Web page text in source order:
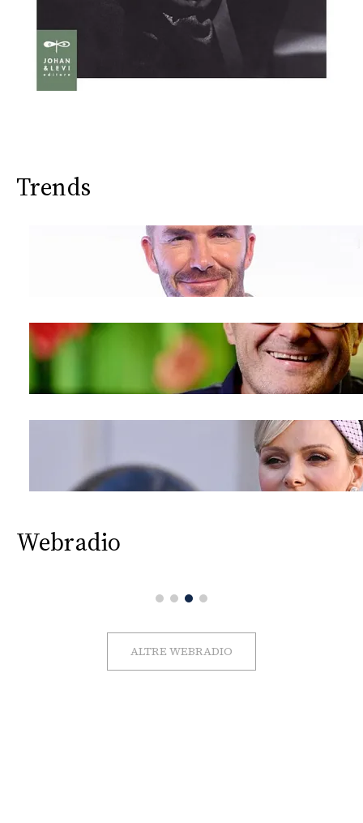
Trends
Webradio
ALTRE WEBRADIO